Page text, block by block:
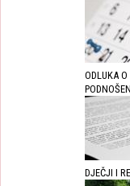
ODLUKA
DJEČJI I